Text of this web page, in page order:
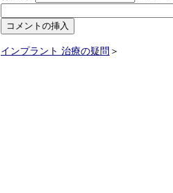
インプラント 治療の疑問 ＞